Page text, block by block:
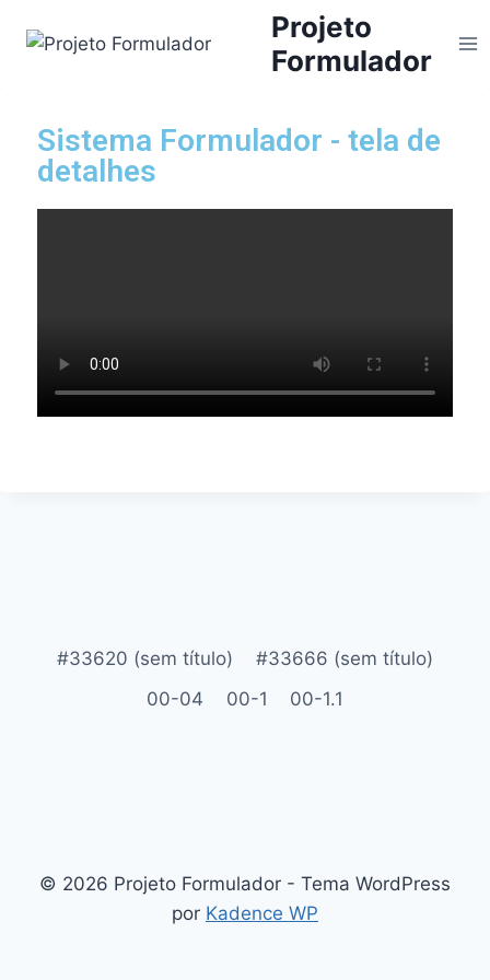
Projeto
Formulador
Sistema Formulador - tela de
detalhes
#33620 (sem título)
#33666 (sem título)
00-04
00-1 00-1.1
© 2026 Projeto Formulador - Tema WordPress
por Kadence WP